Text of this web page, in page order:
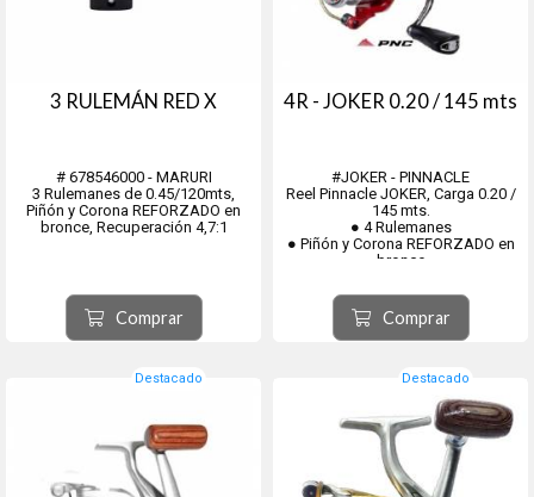
3 RULEMÁN RED X
# 678546000 - MARURI
3 Rulemanes de 0.45/120mts,
Piñón y Corona REFORZADO en
bronce, Recuperación 4,7:1
Comprar
4R - JOKER 0.20 / 145 mts
#JOKER - PINNACLE
Reel Pinnacle JOKER, Carga 0.20 /
145 mts.
● 4 Rulemanes
● Piñón y Corona REFORZADO en
bronce
● Manivela ALUMINIO
● Carrete ALUMINIO
Comprar
Destacado Destacado